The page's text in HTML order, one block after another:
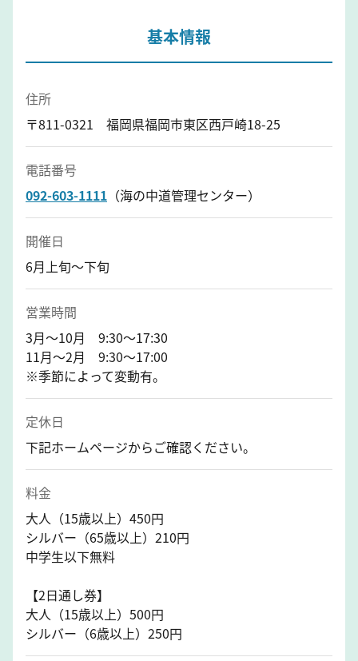
基本情報
住所
〒811-0321 福岡県福岡市東区西戸崎18-25
電話番号
092-603-1111 （海の中道管理センター）
開催日
6月上旬～下旬
営業時間
3月～10月 9:30～17:30
11月～2月 9:30～17:00
※季節によって変動有。
定休日
下記ホームページからご確認ください。
料金
大人（15歳以上）450円
シルバー（65歳以上）210円
中学生以下無料
【2日通し券】
大人（15歳以上）500円
シルバー（6歳以上）250円